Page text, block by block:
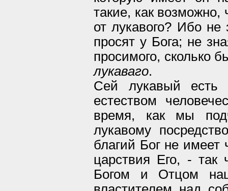
такие, как
от лукавого? Ибо не
просят у Бога; не
просимого, сколько
лукаваго.
Сей лукавый есть
естеством
время, как мы
лукавому
благий Бог не
царствия Его, -
Богом и Отцом